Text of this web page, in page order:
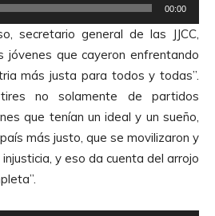
00:00
secretario general de las JJCC,
jóvenes que cayeron enfrentando
más justa para todos y todas”.
no solamente de partidos
que tenían un ideal y un sueño,
más justo, que se movilizaron y
y eso da cuenta del arrojo